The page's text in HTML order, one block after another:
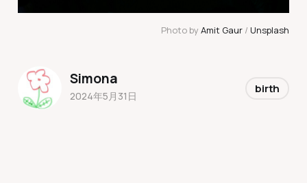
Photo by Amit Gaur / Unsplash
Simona
2024年5月31日
birth